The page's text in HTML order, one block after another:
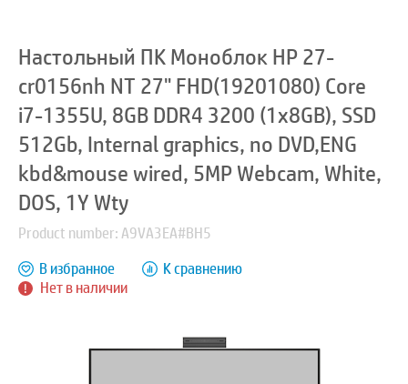
Настольный ПК Моноблок HP 27-
cr0156nh NT 27" FHD(19201080) Core
i7-1355U, 8GB DDR4 3200 (1x8GB), SSD
512Gb, Internal graphics, no DVD,ENG
kbd&mouse wired, 5MP Webcam, White,
DOS, 1Y Wty
Product number: A9VA3EA#BH5
Нет в наличии
В избранное К сравнению